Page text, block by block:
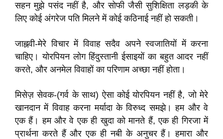
सहन मुझे पसंद नहीं है, और सोफी जैसी सुशिक्षिता लड़की के
लिए कोई अंगरेज पति मिलने में कोई कठिनाई नहीं हो सकती।
जाह्नवी-मेरे विचार में विवाह सदैव अपने स्वजातियों में करना
चाहिए। योरपियन लोग हिंदुस्तानी ईसाइयों का बहुत आदर नहीं
करते, और अनमेल विवाहों का परिणाम अच्छा नहीं होता।
मिसेज़ सेवक-(गर्व के साथ) ऐसा कोई योरपियन नहीं है, जो मेरे
खानदान में विवाह करना मर्यादा के विरुध्द समझे। हम और वे
एक हैं। हम और वे एक ही खुदा को मानते हैं, एक ही गिरजा में
प्रार्थना करते हैं और एक ही नबी के अनुचर हैं। हमारा और